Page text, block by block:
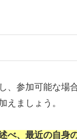
、参加可能な場
えましょう。
べ、最近の自身